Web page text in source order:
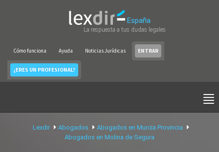
España
La respuesta a tus dudas legales
Cómo funciona Ayuda Noticias Jurídicas ENTRAR
¿ERES UN PROFESIONAL?
Lexdir Abogados
Abogados en Murcia Provincia
Abogados en Molina de Segura